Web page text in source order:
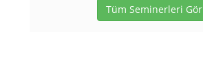
Tüm Seminerleri Gör